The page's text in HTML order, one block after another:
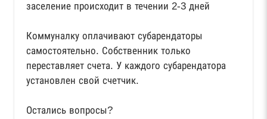
заселение происходит в течении 2-3 дней
Коммуналку оплачивают субарендаторы
самостоятельно. Собственник только
переставляет счета. У каждого субарендатора
установлен свой счетчик.
Остались вопросы?